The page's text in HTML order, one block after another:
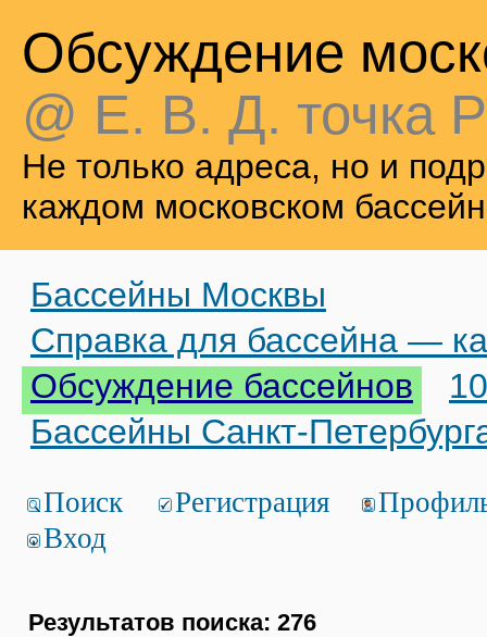
Обсуждение
@ Е. В. Д. точка
Не только адреса, но и
каждом московском
Бассейны Москвы
Справка для бассейна —
Обсуждение бассейнов
Бассейны Санкт-
Поиск Регистрация
Вход
Результатов поиска: 276